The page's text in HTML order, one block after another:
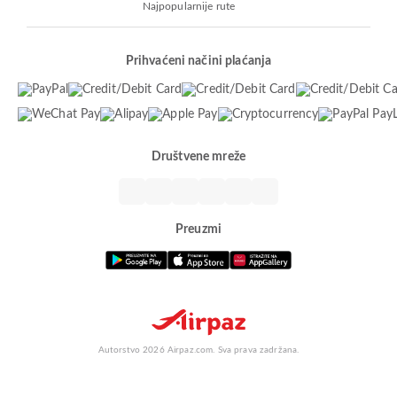
Najpopularnije rute
Prihvaćeni načini plaćanja
Društvene mreže
Preuzmi
Autorstvo 2026 Airpaz.com. Sva prava zadržana.